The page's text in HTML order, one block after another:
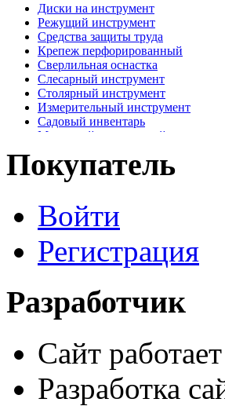
Диски на инструмент
Режущий инструмент
Средства защиты труда
Крепеж перфорированный
Сверлильная оснастка
Слесарный инструмент
Столярный инструмент
Измерительный инструмент
Садовый инвентарь
Малярный, отделочный
Наждачная бумага
Хозтовары
Электрика, осветительное
Пена и герметики
Автомобильный инструмент
Сварочное оборудование
Силовое оборудование
Покупатель
Войти
Регистрация
Разработчик
Сайт
Разработка